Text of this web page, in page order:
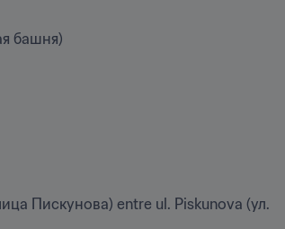
башня)
Пискунова) entre ul. Piskunova (ул.